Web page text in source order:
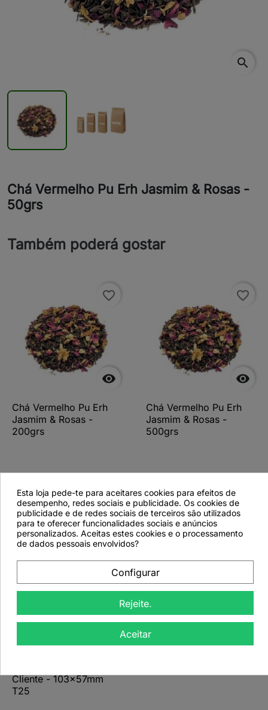
search
Chá Vermelho Pu Erh Jasmim & Rosas -
50grs
Também poderá gostar

favorite_border
Chá Vermelho Pu Erh
Jasmim & Rosas -
200grs
Ver detalhes

favorite_border
Chá Vermelho Pu Erh
Jasmim & Rosas -
500grs
Ver detalhes

favorite_border
Cliente - 103x57mm
T25
Esta loja pede-te para aceitares cookies para efeitos de
desempenho, redes sociais e publicidade. Os cookies de
publicidade e de redes sociais de terceiros são utilizados
para te oferecer funcionalidades sociais e anúncios
personalizados. Aceitas estes cookies e o processamento
de dados pessoais envolvidos?
Configurar
Rejeite.
Aceitar